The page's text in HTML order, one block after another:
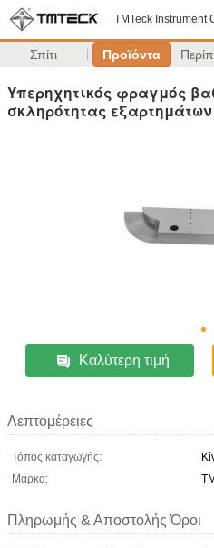
TMTeck Instrument
Σπίτι Προϊόντα
Υπερηχητικός φραγμός
σκληρότητας εξαρτημάτων
Καλύτερη τιμή
Λεπτομέρειες
Τόπος καταγωγής:
Μάρκα:
Πληρωμής & Αποστολής Όροι